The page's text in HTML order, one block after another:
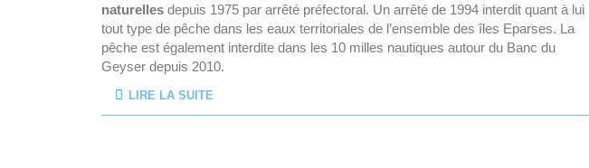
naturelles depuis 1975 par arrêté préfectoral. Un arrêté de 1994 interdit quant à lui
tout type de pêche dans les eaux territoriales de l’ensemble des îles Eparses. La
pêche est également interdite dans les 10 milles nautiques autour du Banc du
Geyser depuis 2010.
LIRE LA SUITE